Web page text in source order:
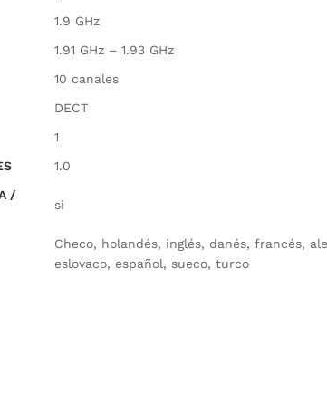
1.9 GHz
1.91 GHz – 1.93 GHz
10 canales
DECT
1
1.0
/
si
Checo, holandés, inglés, danés, francés,
eslovaco, español, sueco, turco